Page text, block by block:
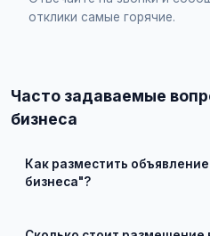
отклики самые горячие.
Часто задаваемые
бизнеса
Как разместить
бизнеса"?
объявление", выберите